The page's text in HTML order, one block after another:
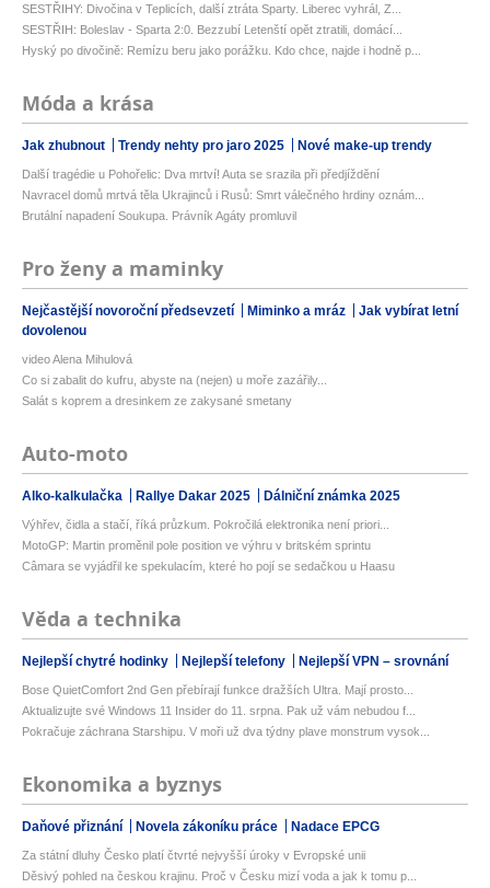
SESTŘIHY: Divočina v Teplicích, další ztráta Sparty. Liberec vyhrál, Z...
SESTŘIH: Boleslav - Sparta 2:0. Bezzubí Letenští opět ztratili, domácí...
Hyský po divočině: Remízu beru jako porážku. Kdo chce, najde i hodně p...
Móda a krása
Jak zhubnout Trendy nehty pro jaro 2025 Nové make-up trendy
Další tragédie u Pohořelic: Dva mrtví! Auta se srazila při předjíždění
Navracel domů mrtvá těla Ukrajinců i Rusů: Smrt válečného hrdiny oznám...
Brutální napadení Soukupa. Právník Agáty promluvil
Pro ženy a maminky
Nejčastější novoroční předsevzetí Miminko a mráz
Jak vybírat letní
dovolenou
video Alena Mihulová
Co si zabalit do kufru, abyste na (nejen) u moře zazářily...
Salát s koprem a dresinkem ze zakysané smetany
Auto-moto
Alko-kalkulačka Rallye Dakar 2025 Dálniční známka 2025
Výhřev, čidla a stačí, říká průzkum. Pokročilá elektronika není priori...
MotoGP: Martin proměnil pole position ve výhru v britském sprintu
Câmara se vyjádřil ke spekulacím, které ho pojí se sedačkou u Haasu
Věda a technika
Nejlepší chytré hodinky Nejlepší telefony Nejlepší VPN – srovnání
Bose QuietComfort 2nd Gen přebírají funkce dražších Ultra. Mají prosto...
Aktualizujte své Windows 11 Insider do 11. srpna. Pak už vám nebudou f...
Pokračuje záchrana Starshipu. V moři už dva týdny plave monstrum vysok...
Ekonomika a byznys
Daňové přiznání Novela zákoníku práce Nadace EPCG
Za státní dluhy Česko platí čtvrté nejvyšší úroky v Evropské unii
Děsivý pohled na českou krajinu. Proč v Česku mizí voda a jak k tomu p...